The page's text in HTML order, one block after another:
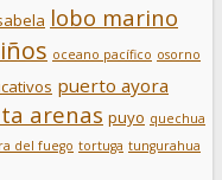
lobo marino
oceano pacífico osorno
puerto ayora
arenas puyo quechua
del fuego tortuga tungurahua